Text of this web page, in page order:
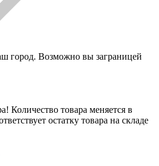
город. Возможно вы заграницей
Количество товара меняется в
остатку товара на складе